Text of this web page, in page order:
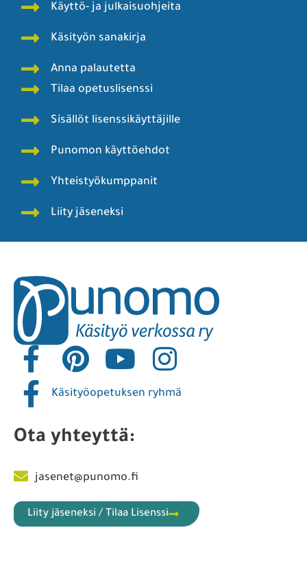
Käyttö- ja julkaisuohjeita
Käsityön sanakirja
Anna palautetta
Tilaa opetuslisenssi
Sisällöt lisenssikäyttäjille
Punomon käyttöehdot
Yhteistyökumppanit
Liity jäseneksi
Käsityöopetuksen ryhmä
Ota yhteyttä:
jasenet@punomo.fi
Liity jäseneksi / Tilaa Lisenssi